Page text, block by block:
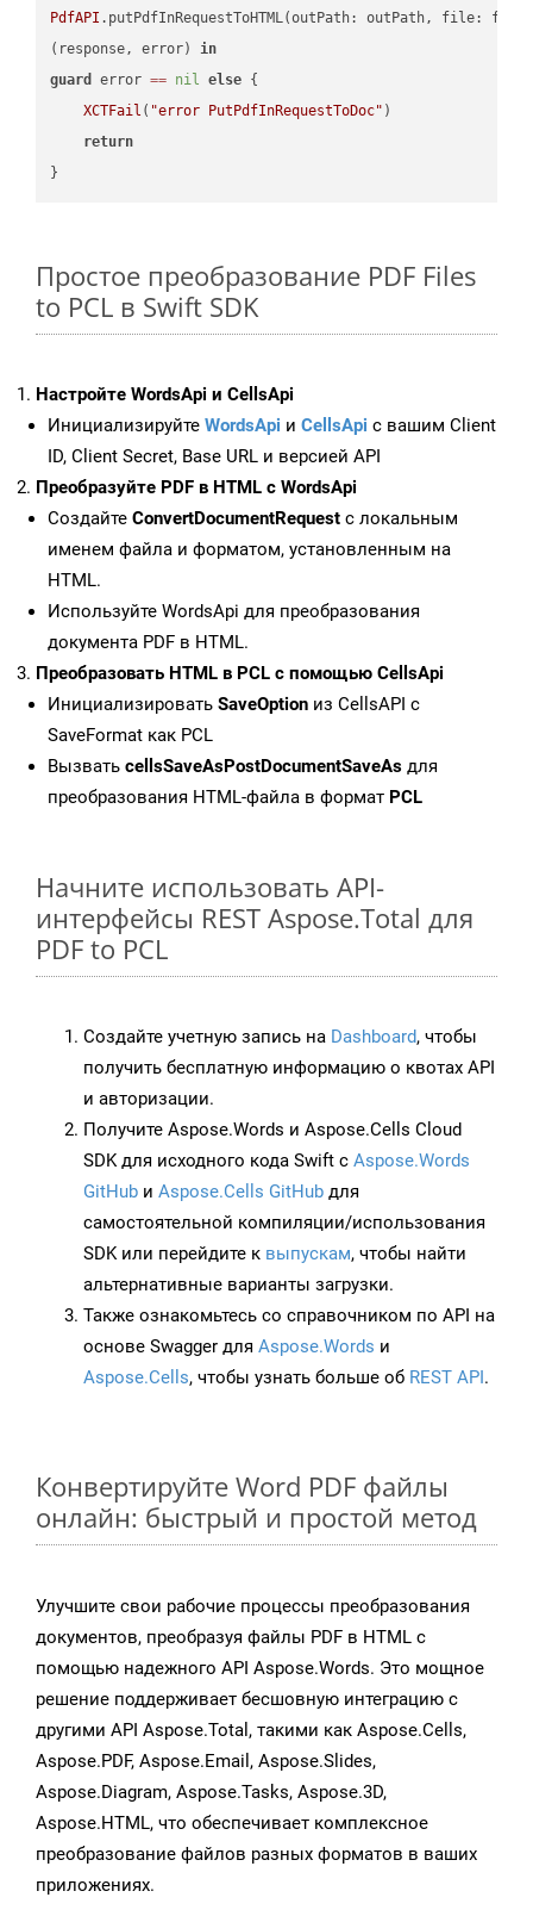
PdfAPI .putPdfInRequestToHTML(outPath: outPath, file: file.
(response, error) in
guard
error == nil else {
XCTFail ( "error PutPdfInRequestToDoc" )
return
Простое преобразование PDF Files
to PCL в Swift SDK
Настройте WordsApi и CellsApi
Инициализируйте WordsApi и CellsApi с вашим Client
ID, Client Secret, Base URL и версией API
Преобразуйте PDF в HTML с WordsApi
Создайте ConvertDocumentRequest с локальным
именем файла и форматом, установленным на
HTML.
Используйте WordsApi для преобразования
документа PDF в HTML.
Преобразовать HTML в PCL с помощью CellsApi
Инициализировать SaveOption из CellsAPI с
SaveFormat как PCL
Вызвать cellsSaveAsPostDocumentSaveAs для
преобразования HTML-файла в формат PCL
Начните использовать API-
интерфейсы REST Aspose.Total для
PDF to PCL
Создайте учетную запись на Dashboard, чтобы
получить бесплатную информацию о квотах API
и авторизации.
Получите Aspose.Words и Aspose.Cells Cloud
SDK для исходного кода Swift с Aspose.Words
GitHub и Aspose.Cells GitHub для
самостоятельной компиляции/использования
SDK или перейдите к выпускам, чтобы найти
альтернативные варианты загрузки.
Также ознакомьтесь со справочником по API на
основе Swagger для Aspose.Words и
Aspose.Cells, чтобы узнать больше об REST API.
Конвертируйте Word PDF файлы
онлайн: быстрый и простой метод
Улучшите свои рабочие процессы преобразования
документов, преобразуя файлы PDF в HTML с
помощью надежного API Aspose.Words. Это мощное
решение поддерживает бесшовную интеграцию с
другими API Aspose.Total, такими как Aspose.Cells,
Aspose.PDF, Aspose.Email, Aspose.Slides,
Aspose.Diagram, Aspose.Tasks, Aspose.3D,
Aspose.HTML, что обеспечивает комплексное
преобразование файлов разных форматов в ваших
приложениях.